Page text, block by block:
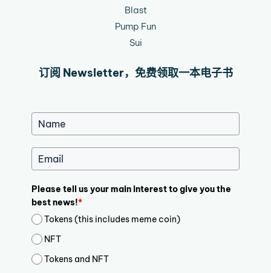
Blast
Pump Fun
Sui
订阅 Newsletter，免费领取一本电子书
Please tell us your main interest to give you the
best news!*
Tokens (this includes meme coin)
NFT
Tokens and NFT